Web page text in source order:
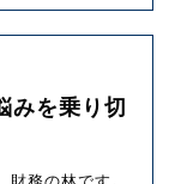
みを乗り切
財務の林です。